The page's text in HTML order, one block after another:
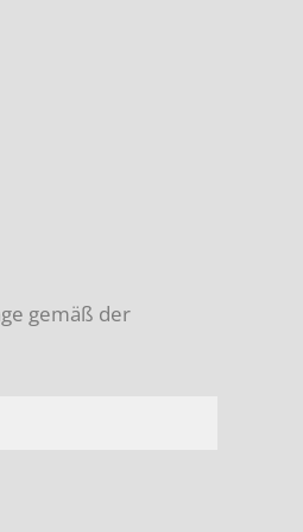
gemäß der